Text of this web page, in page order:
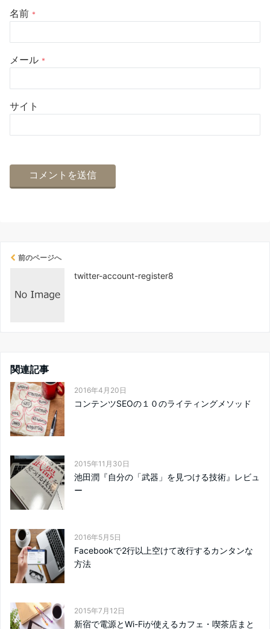
名前 *
メール *
サイト
前のページへ
twitter-account-register8
関連記事
2016年4月20日
コンテンツSEOの１０のライティングメソッド
2015年11月30日
池田潤『自分の「武器」を見つける技術』レビュ
ー
2016年5月5日
Facebookで2行以上空けて改行するカンタンな
方法
2015年7月12日
新宿で電源とWi-Fiが使えるカフェ・喫茶店まと